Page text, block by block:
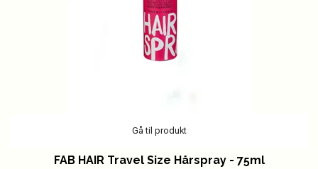
Gå til produkt
FAB HAIR Travel Size Hårspray - 75ml